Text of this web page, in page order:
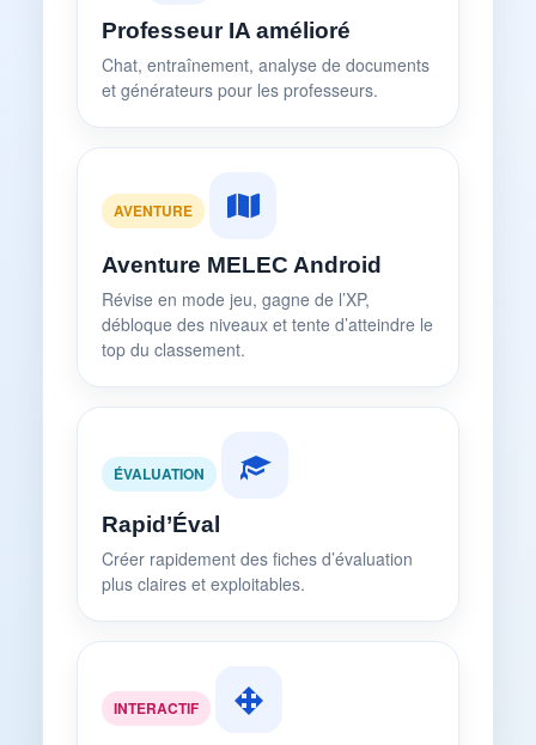
Professeur IA amélioré
Chat, entraînement, analyse de documents
et générateurs pour les professeurs.
AVENTURE
Aventure MELEC Android
Révise en mode jeu, gagne de l’XP,
débloque des niveaux et tente d’atteindre le
top du classement.
ÉVALUATION
Rapid’Éval
Créer rapidement des fiches d’évaluation
plus claires et exploitables.
INTERACTIF